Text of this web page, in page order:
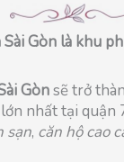
Sài Gòn là khu
Gònsẽ trở
nhất tại quận
sạn, căn hộ cao